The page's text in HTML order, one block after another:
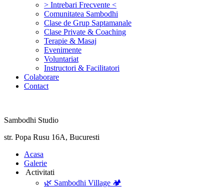
> Intrebari Frecvente <
Comunitatea Sambodhi
Clase de Grup Saptamanale
Clase Private & Coaching
Terapie & Masaj
‎Evenimente
Voluntariat
‏‏‎Instructori & Facilitatori
Colaborare
Contact
Sambodhi Studio
str. Popa Rusu 16A, Bucuresti
‎Acasa
Galerie
‎ ‎Activitati‎
🌿 Sambodhi Village 🏕️